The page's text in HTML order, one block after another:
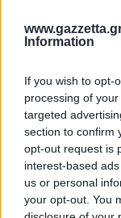
Information
If you wish to opt-
processing of
targeted
section to confirm
opt-out request is
interest-based
us or personal
your opt-out. You
Ο Προμηθέας
αντιδράσει,
βολές του
πίεση κι
σερί της στο
Πατρινούς στο